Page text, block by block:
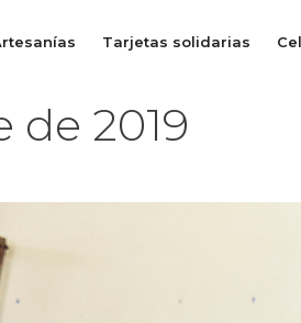
Tarjetas solidarias
de 2019